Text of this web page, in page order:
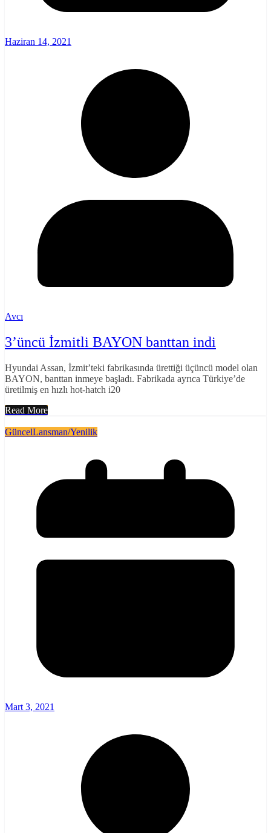
Haziran 14, 2021
Avcı
3’üncü İzmitli BAYON banttan indi
Hyundai Assan, İzmit’teki fabrikasında ürettiği üçüncü model olan
BAYON, banttan inmeye başladı. Fabrikada ayrıca Türkiye’de
üretilmiş en hızlı hot-hatch i20
Read More
GüncelLansman/Yenilik
Mart 3, 2021